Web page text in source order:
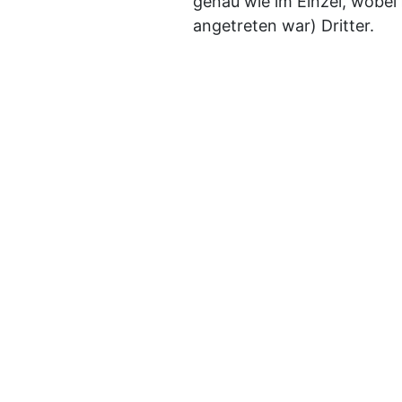
angetreten war) Dritter.